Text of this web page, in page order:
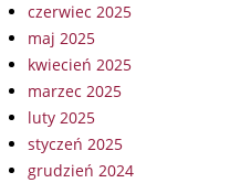
czerwiec 2025
maj 2025
kwiecień 2025
marzec 2025
luty 2025
styczeń 2025
grudzień 2024